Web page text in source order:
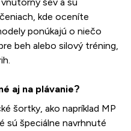
kde oceníte
ponúkajú o niečo
beh alebo silový tréning,
aj na plávanie?
šortky, ako napríklad MP
sú špeciálne navrhnuté